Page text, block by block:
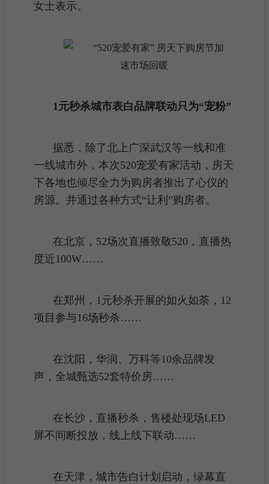
女士表示。
1元秒杀城市表白品牌联动只为“宠粉”
据悉，除了北上广深武汉等一线和准
一线城市外，本次520宠爱有家活动，房天
下各地也倾尽全力为购房者推出了心仪的
房源。并通过各种方式“让利”购房者。
在北京，52场次直播致敬520，直播热
度近100W……
在郑州，1元秒杀开展的如火如荼，12
项目参与16场秒杀……
在沈阳，华润、 万科等10余品牌发
声，全城甄选52套特价房……
在长沙，直播秒杀， 售楼处现场LED
屏不间断投放，线上线下联动……
在天津，城市告白计划启动，绿幕直